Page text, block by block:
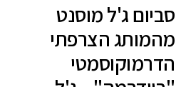
סביום ג'ל מוסנט
מהמותג הצרפתי
הדרמוקוסמטי